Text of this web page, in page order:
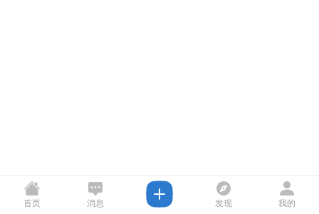
首页 消息 发现 我的